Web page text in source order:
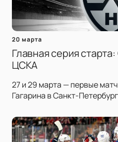
20 марта
Главная серия
ЦСКА
27 и 29 марта — первые
Гагарина в Санкт-